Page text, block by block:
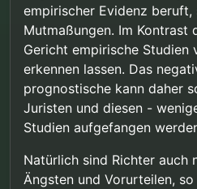
empirischer Evidenz beruft,
Mutmaßungen. Im Kontrast
Gericht empirische Studien
erkennen lassen. Das
prognostische kann daher
Juristen und diesen -
Studien aufgefangen
Natürlich sind Richter auch
Ängsten und Vorurteilen, so